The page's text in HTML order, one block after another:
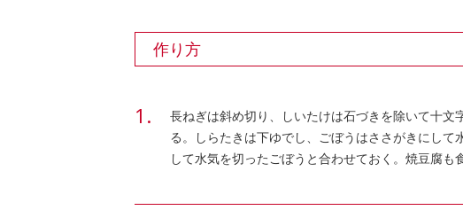
作り方
長ねぎは斜め切り、しいたけは石づきを除いて十
る。しらたきは下ゆでし、ごぼうはささがきにし
して水気を切ったごぼうと合わせておく。焼豆腐も